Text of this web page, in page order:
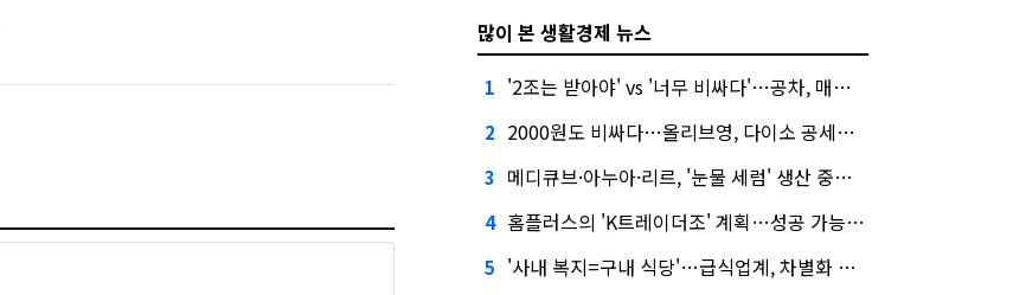
많이 본 생활경제 뉴스
1 '2조는 받아야' vs '너무 비싸다'…공차, 매각 성공할까
2 2000원도 비싸다…올리브영, 다이소 공세에 '가성비'로 맞불
3 메디큐브·아누아·리르, '눈물 세럼' 생산 중단한다
4 홈플러스의 'K트레이더조' 계획…성공 가능성은 '글쎄'
5 '사내 복지=구내 식당'…급식업계, 차별화 경쟁 본격화